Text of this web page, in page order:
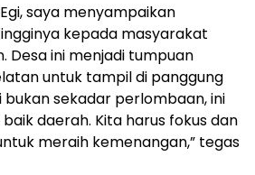
saya menyampaikan
kepada masyarakat
Desa ini menjadi tumpuan
untuk tampil di panggung
bukan sekadar perlombaan, ini
daerah. Kita harus fokus dan
meraih kemenangan,” tegas